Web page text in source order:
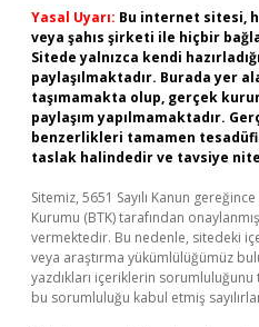
Yasal Uyarı: Bu internet sitesi,
veya şahıs şirketi ile hiçbir
Sitede yalnızca kendi
paylaşılmaktadır. Burada yer
taşımamakta olup, gerçek
paylaşım yapılmamaktadır.
benzerlikleri tamamen
taslak halindedir ve tavsiye
Sitemiz, 5651 Sayılı Kanun
Kurumu (BTK) tarafından
vermektedir. Bu nedenle, sitedeki
veya araştırma yükümlülüğümüz
yazdıkları içeriklerin
bu sorumluluğu kabul etmiş